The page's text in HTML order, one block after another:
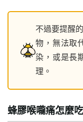
不過要提醒
物，無法取
染，或是長
理。
蜂膠喉嚨痛怎麼